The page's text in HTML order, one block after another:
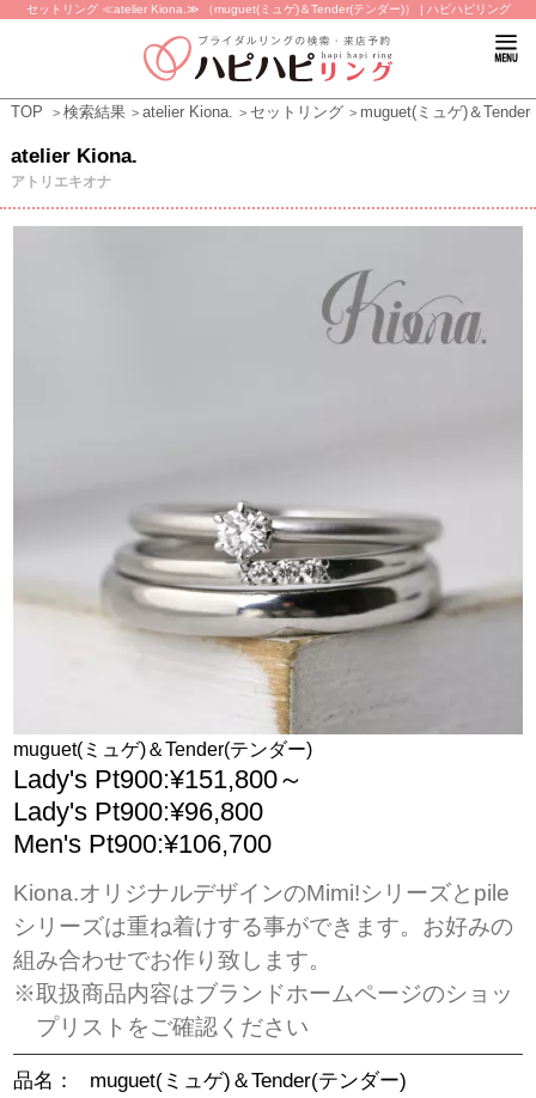
セットリング ≪atelier Kiona.≫ （muguet(ミュゲ)＆Tender(テンダー)） | ハピハピリング
TOP 検索結果 atelier Kiona. セットリング muguet(ミュゲ)＆
atelier Kiona.
アトリエキオナ
muguet(ミュゲ)＆Tender(テンダー)
Lady's Pt900:¥151,800～
Lady's Pt900:¥96,800
Men's Pt900:¥106,700
Kiona.オリジナルデザインのMimi!シリーズとpile
シリーズは重ね着けする事ができます。お好みの
組み合わせでお作り致します。
※取扱商品内容はブランドホームページのショッ
プリストをご確認ください
品名：
muguet(ミュゲ)＆Tender(テンダー)